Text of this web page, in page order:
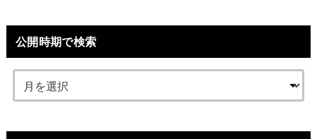
公開時期で検索